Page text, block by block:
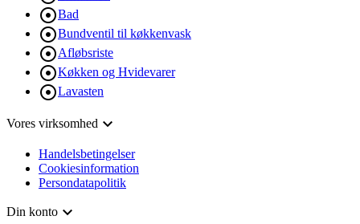
Bad
Bundventil til køkkenvask
Afløbsriste
Køkken og Hvidevarer
Lavasten
Vores virksomhed 
Handelsbetingelser
Cookiesinformation
Persondatapolitik
Din konto 